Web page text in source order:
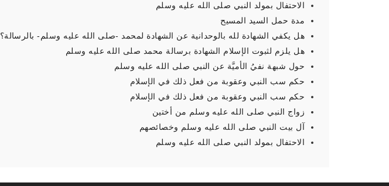
الاحتفال بمولد النبي صلى الله عليه وسلم
مدة حمل السيد المسيح
هل يكفي الشهادة لله بالوحدانية عن الشهادة لمحمد -صلى الله عليه وسلم- بالرسالة؟
هل يلزم لثبوت الإسلام الشهادة برسالة محمد صلى الله عليه وسلم
حول شبهة نفيُ الأميَّة عن النبي صلى الله عليه وسلم
حكم سب النبي وعقوبة من فعل ذلك في الإسلام
حكم سب النبي وعقوبة من فعل ذلك في الإسلام
زواج النبي صلى الله عليه وسلم من أختين
آل بيت النبي صلى الله عليه وسلم وخصائصهم
الاحتفال بمولد النبي صلى الله عليه وسلم